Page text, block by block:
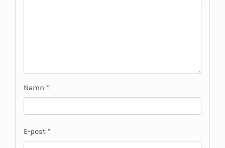
Namn *
E-post *